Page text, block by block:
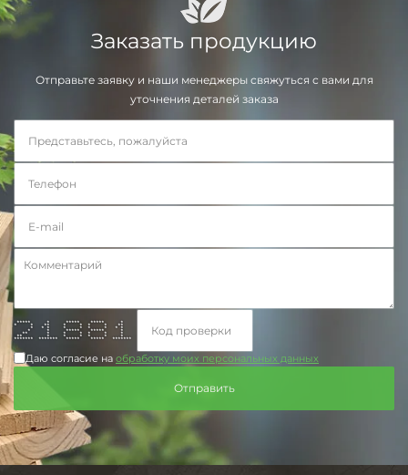
Заказать продукцию
Отправьте заявку и наши менеджеры свяжуться с вами для
уточнения деталей заказа
***** * ***** ***** *
* * ** * * * * **
* * * * * * * * *
* * ***** ***** *
** * * * * * *
** * * * * * *
******* ******* ***** ***** *******
Даю согласие на обработку моих персональных данных